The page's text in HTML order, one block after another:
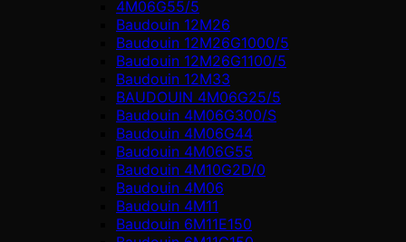
4M06G55/5
Baudouin 12M26
Baudouin 12M26G1000/5
Baudouin 12M26G1100/5
Baudouin 12M33
BAUDOUIN 4M06G25/5
Baudouin 4M06G300/S
Baudouin 4M06G44
Baudouin 4M06G55
Baudouin 4M10G2D/0
Baudouin 4М06
Baudouin 4М11
Baudouin 6M11E150